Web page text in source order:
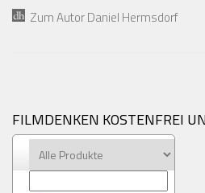
Zum Autor Daniel Hermsdorf
FILMDENKEN KOSTENFREI